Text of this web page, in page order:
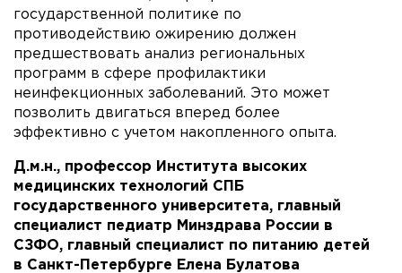
государственной политике по
противодействию ожирению должен
предшествовать анализ региональных
программ в сфере профилактики
неинфекционных заболеваний. Это может
позволить двигаться вперед более
эффективно с учетом накопленного опыта.
Д.м.н., профессор Института высоких
медицинских технологий СПБ
государственного университета, главный
специалист педиатр Минздрава России в
СЗФО, главный специалист по питанию детей
в Санкт-Петербурге Елена Булатова